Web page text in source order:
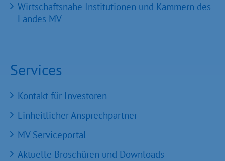
Wirtschaftsnahe Institutionen und Kammern des
Landes MV
Services
Kontakt für Investoren
Einheitlicher Ansprechpartner
MV Serviceportal
Aktuelle Broschüren und Downloads